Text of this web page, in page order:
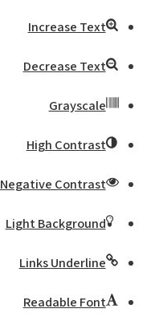
Increase Text
Decrease Text
Grayscale
High Contrast
Negative Contrast
Light Background
Links Underline
Readable Font